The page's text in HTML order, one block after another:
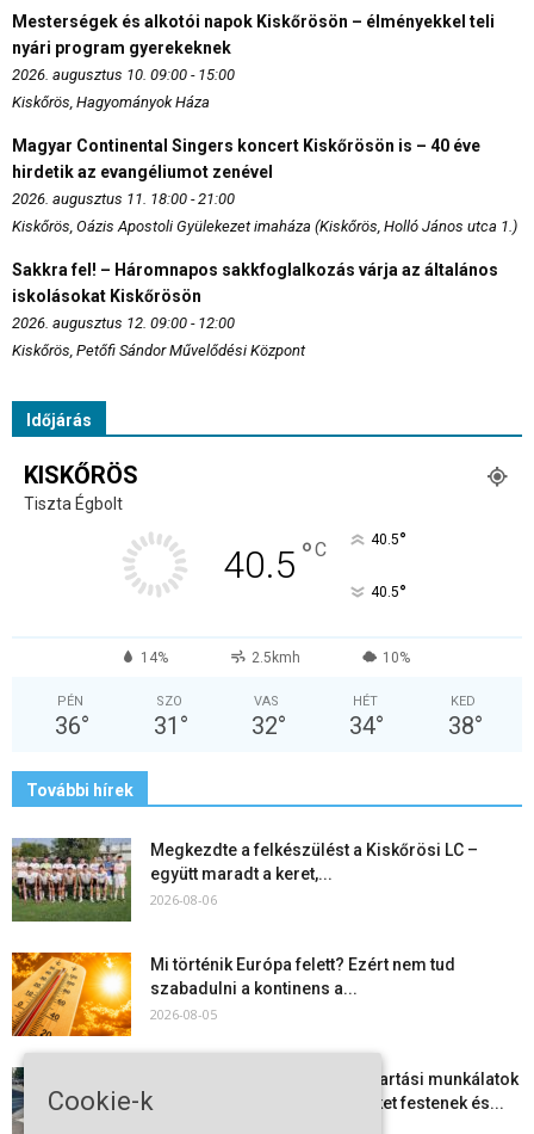
Mesterségek és alkotói napok Kiskőrösön – élményekkel teli
nyári program gyerekeknek
2026. augusztus 10. 09:00 - 15:00
Kiskőrös, Hagyományok Háza
Magyar Continental Singers koncert Kiskőrösön is – 40 éve
hirdetik az evangéliumot zenével
2026. augusztus 11. 18:00 - 21:00
Kiskőrös, Oázis Apostoli Gyülekezet imaháza (Kiskőrös, Holló János utca 1.)
Sakkra fel! – Háromnapos sakkfoglalkozás várja az általános
iskolásokat Kiskőrösön
2026. augusztus 12. 09:00 - 12:00
Kiskőrös, Petőfi Sándor Művelődési Központ
Időjárás
KISKŐRÖS
Tiszta Égbolt
40.5 °C 40.5°
40.5°
14% 2.5kmh 10%
PÉN
36°
SZO
31 °
VAS
32°
HÉT
34°
KED
38°
További hírek
Megkezdte a felkészülést a Kiskőrösi LC –
együtt maradt a keret,...
2026-08-06
Mi történik Európa felett? Ezért nem tud
szabadulni a kontinens a...
2026-08-05
Folyamatosak a nyári karbantartási munkálatok
Kiskőrösön – útburkolati jeleket festenek és...
Cookie-k